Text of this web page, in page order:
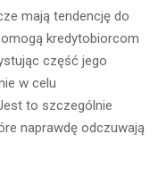
mają tendencję do
kredytobiorcom
część jego
w celu
to szczególnie
naprawdę odczuwają